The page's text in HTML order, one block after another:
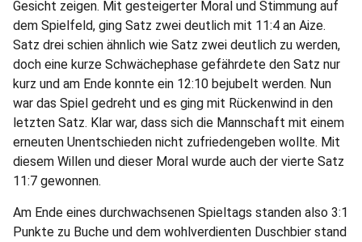
Gesicht zeigen. Mit gesteigerter Moral und Stimmung auf
dem Spielfeld, ging Satz zwei deutlich mit 11:4 an Aize.
Satz drei schien ähnlich wie Satz zwei deutlich zu werden,
doch eine kurze Schwächephase gefährdete den Satz nur
kurz und am Ende konnte ein 12:10 bejubelt werden. Nun
war das Spiel gedreht und es ging mit Rückenwind in den
letzten Satz. Klar war, dass sich die Mannschaft mit einem
erneuten Unentschieden nicht zufriedengeben wollte. Mit
diesem Willen und dieser Moral wurde auch der vierte Satz
11:7 gewonnen.
Am Ende eines durchwachsenen Spieltags standen also 3:1
Punkte zu Buche und dem wohlverdienten Duschbier stand